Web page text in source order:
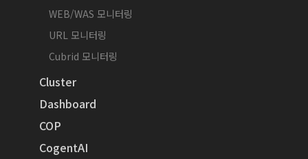
WEB/WAS 모니터링
URL 모니터링
Cubrid 모니터링
Cluster
Dashboard
COP
CogentAI